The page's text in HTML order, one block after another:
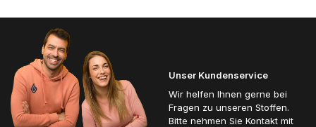
Unser Kundenservice
Wir helfen Ihnen gerne bei
Fragen zu unseren Stoffen.
Bitte nehmen Sie Kontakt mit